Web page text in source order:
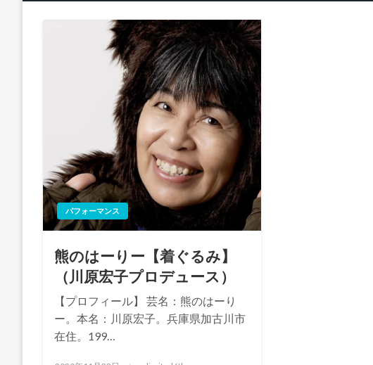
パフォーマンス
熊のはーりー【着ぐるみ】
（川原宏子プロデュース）
【プロフィール】 芸名：熊のはーり
ー。本名：川原宏子。兵庫県加古川市
在住。199…